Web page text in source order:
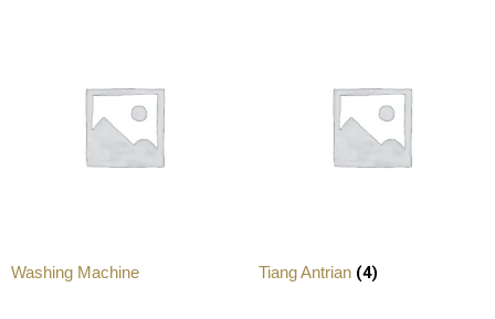
Washing Machine Tiang Antrian (4)